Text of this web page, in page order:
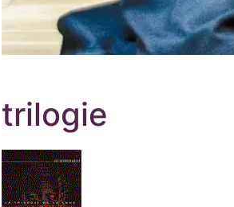
trilogie